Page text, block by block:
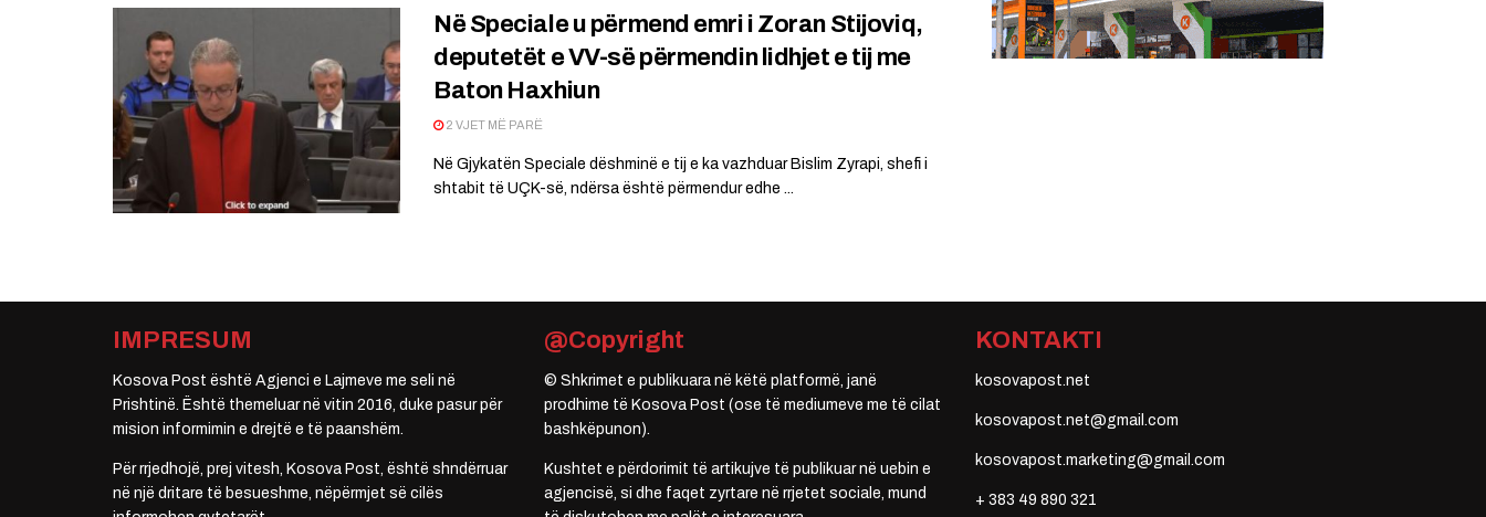
Në Speciale u përmend emri i Zoran Stijoviq,
deputetët e VV-së përmendin lidhjet e tij me
Baton Haxhiun
2 VJET MË PARË
Në Gjykatën Speciale dëshminë e tij e ka vazhduar Bislim Zyrapi, shefi i
shtabit të UÇK-së, ndërsa është përmendur edhe ...
IMPRESUM
Kosova Post është Agjenci e Lajmeve me seli në
Prishtinë. Është themeluar në vitin 2016, duke pasur për
mision informimin e drejtë e të paanshëm.
Për rrjedhojë, prej vitesh, Kosova Post, është shndërruar
në një dritare të besueshme, nëpërmjet së cilës
@Copyright
© Shkrimet e publikuara në këtë platformë, janë
prodhime të Kosova Post (ose të mediumeve me të cilat
bashkëpunon).
Kushtet e përdorimit të artikujve të publikuar në uebin e
agjencisë, si dhe faqet zyrtare në rrjetet sociale, mund
KONTAKTI
kosovapost.net
kosovapost.net@gmail.com
kosovapost.marketing@gmail.com
+ 383 49 890 321